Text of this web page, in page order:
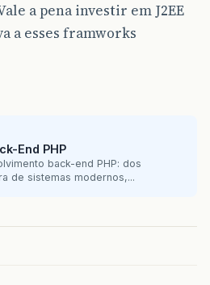
a pena investir em J2EE
a esses framworks
End PHP
back-end PHP: dos
de sistemas modernos,...